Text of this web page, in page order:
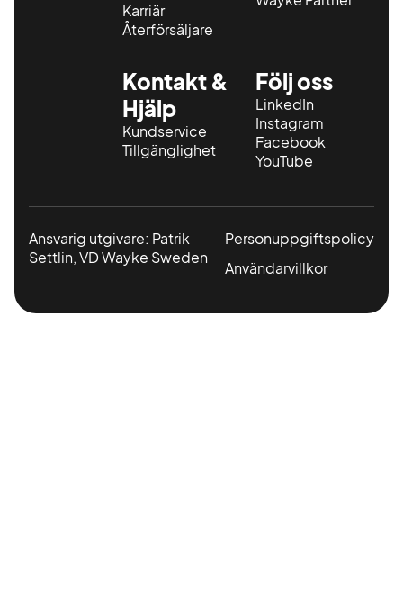
Karriär
Återförsäljare
Kontakt &
Hjälp
Kundservice
Tillgänglighet
Följ oss
LinkedIn
Instagram
Facebook
YouTube
Ansvarig utgivare: Patrik
Settlin, VD Wayke Sweden
Personuppgiftspolicy
Användarvillkor